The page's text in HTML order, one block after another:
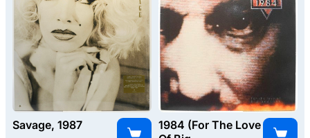
Savage, 1987
1984 (For The Love